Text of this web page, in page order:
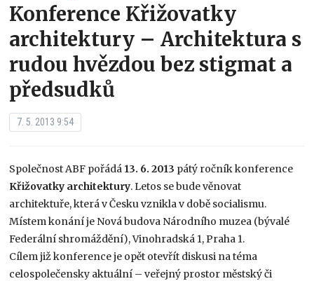
Konference Křižovatky
architektury – Architektura s
rudou hvězdou bez stigmat a
předsudků
7. 5. 2013 9:54
Společnost ABF pořádá 13. 6. 2013 pátý ročník konference
Křižovatky architektury. Letos se bude věnovat
architektuře, která v Česku vznikla v době socialismu.
Místem konání je Nová budova Národního muzea (bývalé
Federální shromáždění), Vinohradská 1, Praha 1.
Cílem již konference je opět otevřít diskusi na téma
celospolečensky aktuální – veřejný prostor městský či